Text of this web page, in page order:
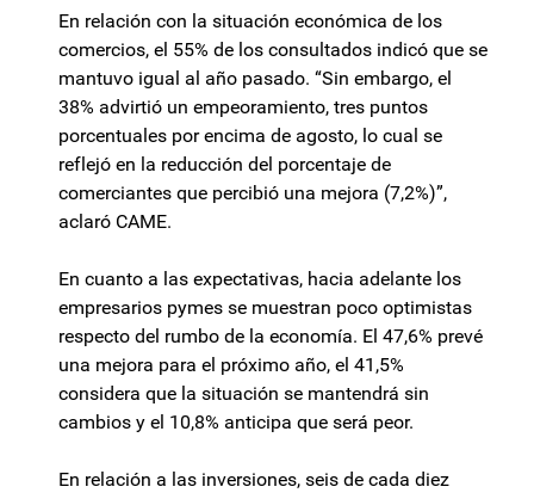
En relación con la situación económica de los
comercios, el 55% de los consultados indicó que se
mantuvo igual al año pasado. “Sin embargo, el
38% advirtió un empeoramiento, tres puntos
porcentuales por encima de agosto, lo cual se
reflejó en la reducción del porcentaje de
comerciantes que percibió una mejora (7,2%)”,
aclaró CAME.
En cuanto a las expectativas, hacia adelante los
empresarios pymes se muestran poco optimistas
respecto del rumbo de la economía. El 47,6% prevé
una mejora para el próximo año, el 41,5%
considera que la situación se mantendrá sin
cambios y el 10,8% anticipa que será peor.
En relación a las inversiones, seis de cada diez